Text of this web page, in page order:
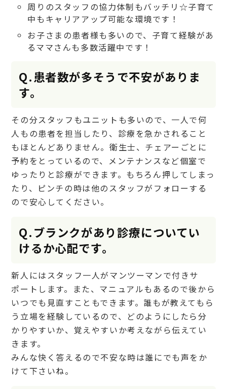
周りのスタッフの協力体制もバッチリ☆子育て
中もキャリアアップ可能な環境です！
お子さまの患者様も多いので、子育て経験があ
るママさんも多数活躍中です！
Q.患者数が多そうで不安がありま
す。
その分スタッフもユニットも多いので、一人で何
人もの患者を担当したり、診療を急かされること
もほとんどありません。衛生士、チェアーごとに
予約をとっているので、メンテナンスなど個室で
ゆったりと診療ができます。もちろん押してしまっ
たり、ピンチの時は他のスタッフがフォローする
ので安心してください。
Q.ブランクがあり診療についてい
けるか心配です。
新人にはスタッフ一人がマンツーマンで付きサ
ポートします。また、マニュアルもあるので後から
いつでも見直すこともできます。誰もが教えてもら
う立場を経験しているので、どのようにしたら分
かりやすいか、覚えやすいか考えながら伝えてい
きます。
みんな快く答えるので不安な時は誰にでも声をか
けて下さいね。